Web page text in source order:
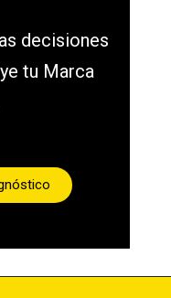
decisiones
tu Marca